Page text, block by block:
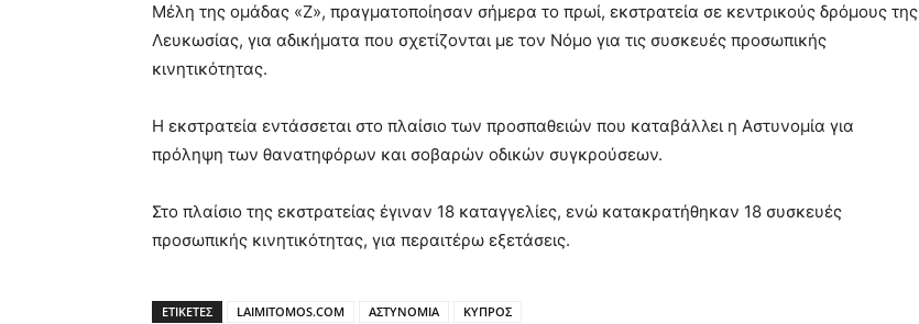
Μέλη της ομάδας «Ζ», πραγματοποίησαν σήμερα το πρωί, εκστρατεία σε κεντρικούς δρόμους της
Λευκωσίας, για αδικήματα που σχετίζονται με τον Νόμο για τις συσκευές προσωπικής
κινητικότητας.
Η εκστρατεία εντάσσεται στο πλαίσιο των προσπαθειών που καταβάλλει η Αστυνομία για
πρόληψη των θανατηφόρων και σοβαρών οδικών συγκρούσεων.
Στο πλαίσιο της εκστρατείας έγιναν 18 καταγγελίες, ενώ κατακρατήθηκαν 18 συσκευές
προσωπικής κινητικότητας, για περαιτέρω εξετάσεις.
ΕΤΙΚΕΤΕΣ LAIMITOMOS.COM ΑΣΤΥΝΟΜΙΑ ΚΥΠΡΟΣ